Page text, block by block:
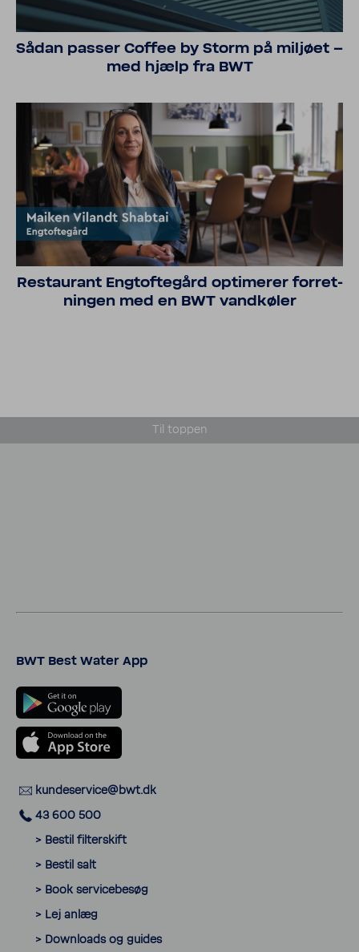
Sådan passer Coffee by Storm på miljøet –
med hjælp fra BWT
Restau­rant Engtof­te­gård opti­merer forret­
ningen med en BWT vand­køler
Til toppen
BWT Best Water App
kunde­ser­vice@bwt.dk
43 600 500
> Bestil filter­skift
> Bestil salt
> Book servi­ce­besøg
> Lej anlæg
> Down­loads og guides